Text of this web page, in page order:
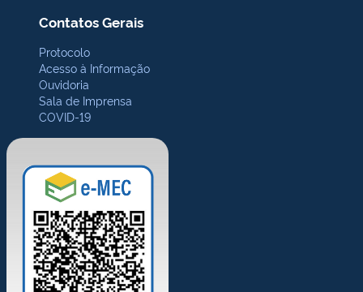
Contatos Gerais
Protocolo
Acesso à Informação
Ouvidoria
Sala de Imprensa
COVID-19